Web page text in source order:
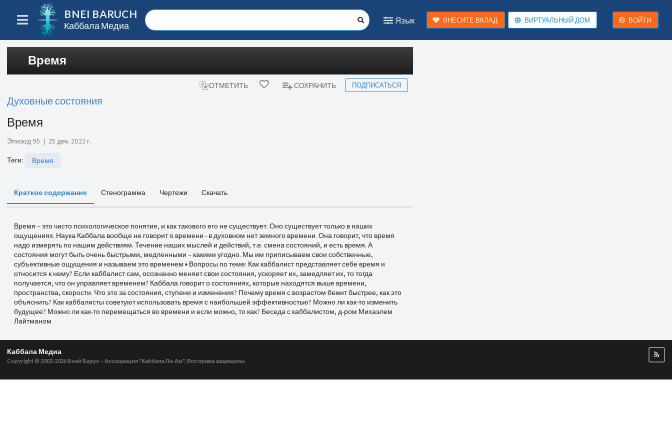
BNEI BARUCH
Каббала Медиа
Язык ВНЕСИТЕ ВКЛАД ВИРТУАЛЬНЫЙ ДОМ ВОЙТИ
Время
ОТМЕТИТЬ СОХРАНИТЬ ПОДПИСАТЬСЯ
Духовные состояния
Время
Эпизод 95 | 25 дек. 2022 г.
Теги: Время
Краткое содержание Стенограмма Чертежи Скачать
Время – это чисто психологическое понятие, и как такового его не существует. Оно существует только в наших
ощущениях. Наука Каббала вообще не говорит о времени - в духовном нет земного времени. Она говорит, что время
надо измерять по нашим действиям. Течение наших мыслей и действий, т.е. смена состояний, и есть время. А
состояния могут быть очень быстрыми, медленными – какими угодно. Мы им приписываем свои собственные,
субъективные ощущения и называем это временем ▪ Вопросы по теме: Как каббалист представляет себе время и
относится к нему? Если каббалист сам, осознанно меняет свои состояния, ускоряет их, замедляет их, то тогда
получается, что он управляет временем? Каббала говорит о состояниях, которые находятся выше времени,
пространства, скорости. Что это за состояния, ступени и изменения? Почему время с возрастом бежит быстрее, как это
объяснить? Как каббалисты советуют использовать время с наибольшей эффективностью? Можно ли как-то изменить
будущее? Можно ли как-то перемещаться во времени и если можно, то как? Беседа с каббалистом, д-ром Михаэлем
Лайтманом
Каббала Медиа
Copyright © 2003-2026 Бней Барух – Ассоциация "Каббала Ла-Ам", Все права защищены